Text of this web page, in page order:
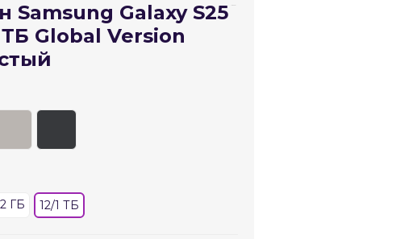
Samsung Galaxy S25
ТБ Global Version
ГБ 12/1 ТБ